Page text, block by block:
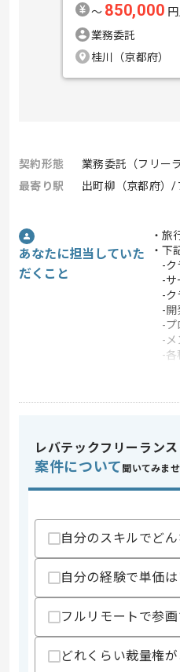
〜 850,000
業務委託
桂川（京都府）
契約形態
業務委託（フリー
最寄り駅
出町柳（京都府）/
あなたに担当していた
だくこと
・旅
・下
-ク
-サ
-ク
-開
-プ
-メ
-各
クラ
開発
この
業務
特徴
スキル
求め
・
・プ
歓迎
レバテックフリーラン
案件について 聞いてみま
自分のスキルでど
自分の経験で単価
フルリモートで参
どれくらい裁量権